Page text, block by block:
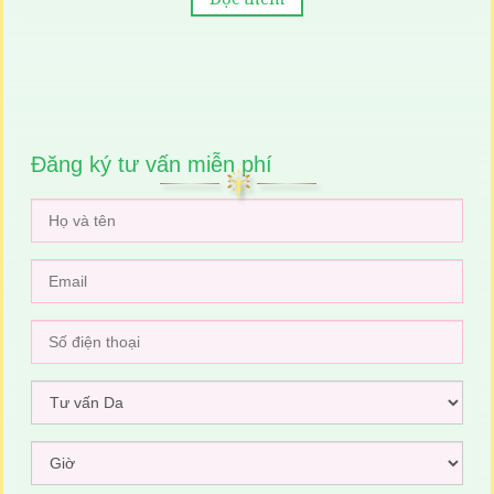
+ Trị và xóa sẹo lồi, sẹo rỗ, sẹo tổn thương và
phẩu thuật.
+ Trị mụn, mụn rỗ, sẹo thủy đậu.
+ Nâng cơ mặt, Vline vùng mặt.
+ Loại bỏ mụn thịt, mụn cóc, mụn ruồi, u nang bả
nhờn.
+ Trị nám, đồi mồi, tàn nhan, bớt nổi, xóa vết
xăm, dày sừng tiết bã...
+ Nâng mí, tạo mí, nhấn mí mắt.
✅Chống chỉ định:
Đăng ký tư vấn miễn phí